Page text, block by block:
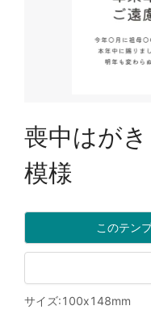
喪中はが
模様
このテン
サイズ:100x148mm